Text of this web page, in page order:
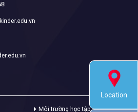
Môi trường học tập
Location